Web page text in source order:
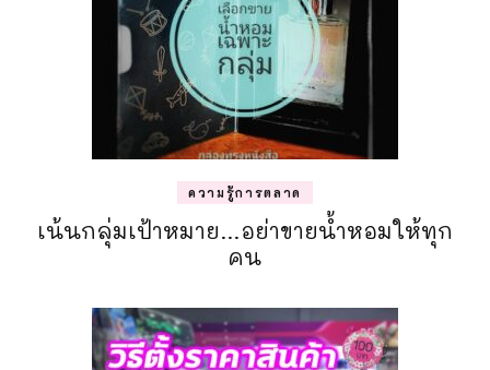
ความรู้การตลาด
เน้นกลุ่มเป้าหมาย…อย่าขายน้ำหอมให้ทุก
คน